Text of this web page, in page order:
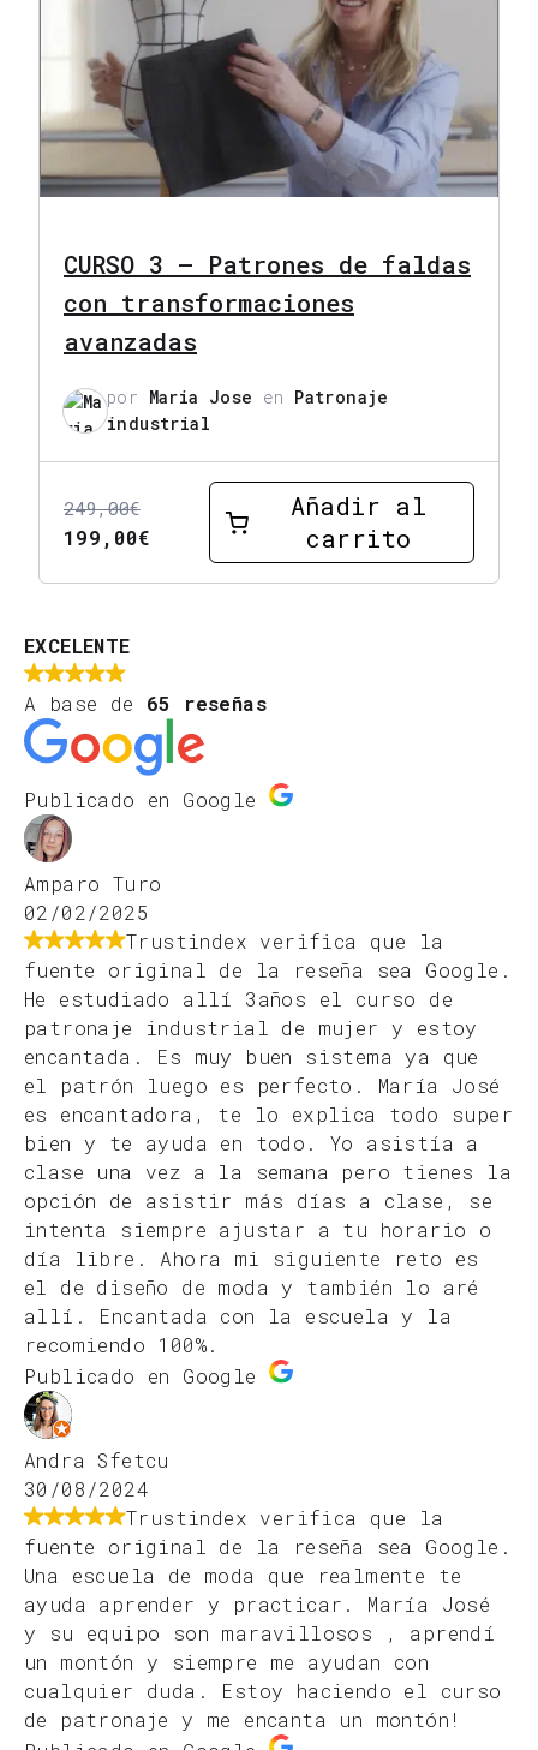
CURSO 3 – Patrones de faldas
con transformaciones
avanzadas
por Maria Jose en Patronaje
industrial
249,00€
El
249,00€.
199,00€El
precio
Añadir al
carrito
EXCELENTE
A base de 65 reseñas
Publicado en Google
Amparo Turo
02/02/2025
Trustindex verifica que la
fuente original de la reseña sea Google.
He estudiado allí 3años el curso de
patronaje industrial de mujer y estoy
encantada. Es muy buen sistema ya que
el patrón luego es perfecto. María José
es encantadora, te lo explica todo super
bien y te ayuda en todo. Yo asistía a
clase una vez a la semana pero tienes la
opción de asistir más días a clase, se
intenta siempre ajustar a tu horario o
día libre. Ahora mi siguiente reto es
el de diseño de moda y también lo aré
allí. Encantada con la escuela y la
recomiendo 100%.
Publicado en Google
Andra Sfetcu
30/08/2024
Trustindex verifica que la
fuente original de la reseña sea Google.
Una escuela de moda que realmente te
ayuda aprender y practicar. María José
y su equipo son maravillosos , aprendí
un montón y siempre me ayudan con
cualquier duda. Estoy haciendo el curso
de patronaje y me encanta un montón!